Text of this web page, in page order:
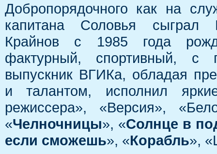
Добропорядочного как на
капитана Соловья сыграл
Крайнов с 1985 года
фактурный, спортивный, с
выпускник ВГИКа, обладая
и талантом, исполнил
режиссера», «Версия»,
«Челночницы», «Солнце в
если сможешь», «Корабль»,